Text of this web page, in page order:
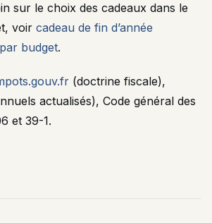
sur le choix des cadeaux dans le
voir cadeau de fin d’année
budget.
(doctrine fiscale),
actualisés), Code général des
et 39-1.